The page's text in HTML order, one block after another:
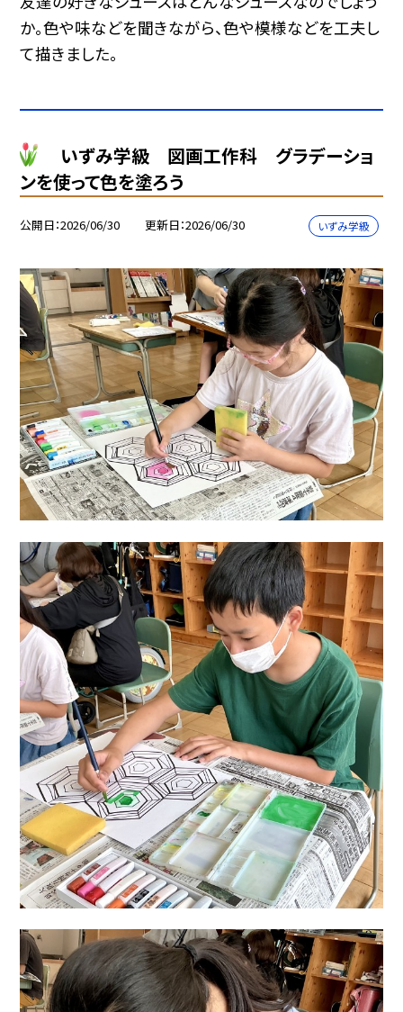
か。色や味などを聞きながら、色や模様などを工夫し
て描きました。
いずみ学級 図画工作科 グラデーショ
ンを使って色を塗ろう
公開日 2026/06/30 更新日 2026/06/30 いずみ学級